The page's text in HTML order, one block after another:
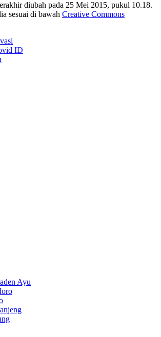
Ayu
diubah pada 25 Mei 2015, pukul 10.18.
sesuai di bawah Creative Commons
ID